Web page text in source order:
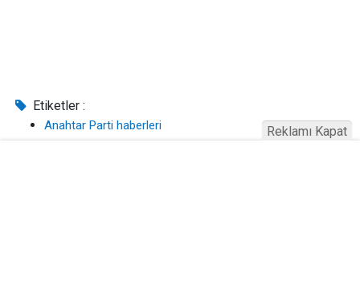
Etiketler :
Anahtar Parti haberleri Reklamı Kapat